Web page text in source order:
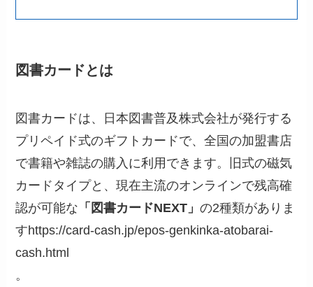
図書カードとは
図書カードは、日本図書普及株式会社が発行する
プリペイド式のギフトカードで、全国の加盟書店
で書籍や雑誌の購入に利用できます。旧式の磁気
カードタイプと、現在主流のオンラインで残高確
認が可能な 「図書カードNEXT」の2種類がありま
すhttps://card-cash.jp/epos-genkinka-atobarai-
cash.html
。